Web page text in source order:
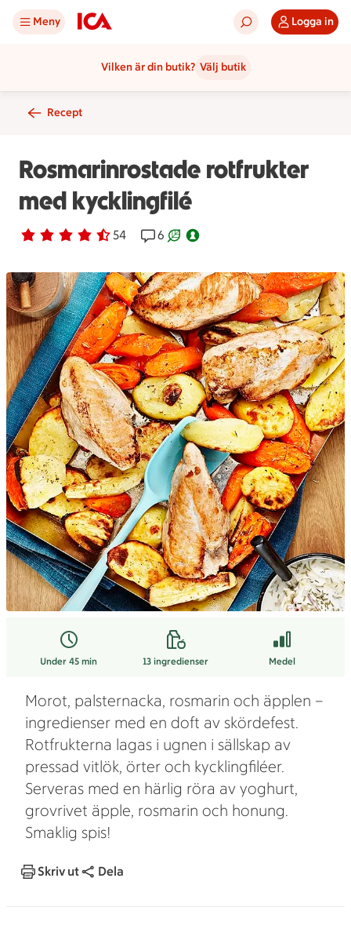
Meny Logga in
Vilken är din butik? Välj butik
Recept
Rosmarinrostade rotfrukter
med kycklingfilé
Betyg 4.4 av 5. 54
54 personer har röstatReceptet har 6 kommentarer
6 Receptet är ett klimartsmart val.
Nyckelhålsmärkt.
Under 45 min 13 ingredienser Medel
Morot, palsternacka, rosmarin och äpplen –
ingredienser med en doft av skördefest.
Rotfrukterna lagas i ugnen i sällskap av
pressad vitlök, örter och kycklingfiléer.
Serveras med en härlig röra av yoghurt,
grovrivet äpple, rosmarin och honung.
Smaklig spis!
Skriv ut Dela